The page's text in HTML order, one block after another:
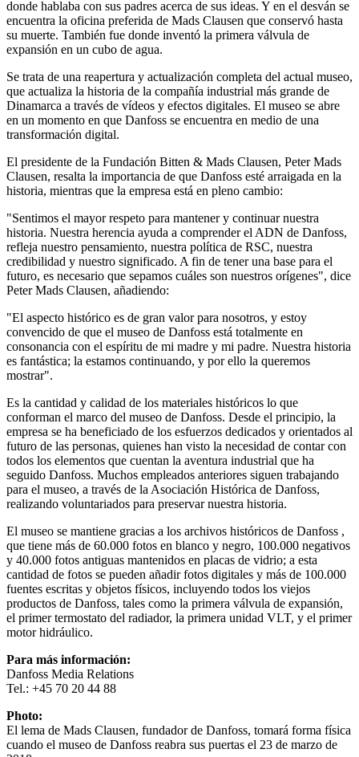
donde hablaba con sus padres acerca de sus ideas. Y en el desván se
encuentra la oficina preferida de Mads Clausen que conservó hasta
su muerte. También fue donde inventó la primera válvula de
expansión en un cubo de agua.
Se trata de una reapertura y actualización completa del actual museo,
que actualiza la historia de la compañía industrial más grande de
Dinamarca a través de vídeos y efectos digitales. El museo se abre
en un momento en que Danfoss se encuentra en medio de una
transformación digital.
El presidente de la Fundación Bitten & Mads Clausen, Peter Mads
Clausen, resalta la importancia de que Danfoss esté arraigada en la
historia, mientras que la empresa está en pleno cambio:
"Sentimos el mayor respeto para mantener y continuar nuestra
historia. Nuestra herencia ayuda a comprender el ADN de Danfoss,
refleja nuestro pensamiento, nuestra política de RSC, nuestra
credibilidad y nuestro significado. A fin de tener una base para el
futuro, es necesario que sepamos cuáles son nuestros orígenes", dice
Peter Mads Clausen, añadiendo:
"El aspecto histórico es de gran valor para nosotros, y estoy
convencido de que el museo de Danfoss está totalmente en
consonancia con el espíritu de mi madre y mi padre. Nuestra historia
es fantástica; la estamos continuando, y por ello la queremos
mostrar".
Es la cantidad y calidad de los materiales históricos lo que
conforman el marco del museo de Danfoss. Desde el principio, la
empresa se ha beneficiado de los esfuerzos dedicados y orientados al
futuro de las personas, quienes han visto la necesidad de contar con
todos los elementos que cuentan la aventura industrial que ha
seguido Danfoss. Muchos empleados anteriores siguen trabajando
para el museo, a través de la Asociación Histórica de Danfoss,
realizando voluntariados para preservar nuestra historia.
El museo se mantiene gracias a los archivos históricos de Danfoss ,
que tiene más de 60.000 fotos en blanco y negro, 100.000 negativos
y 40.000 fotos antiguas mantenidos en placas de vidrio; a esta
cantidad de fotos se pueden añadir fotos digitales y más de 100.000
fuentes escritas y objetos físicos, incluyendo todos los viejos
productos de Danfoss, tales como la primera válvula de expansión,
el primer termostato del radiador, la primera unidad VLT, y el primer
motor hidráulico.
Para más información:
Danfoss Media Relations
Tel.: +45 70 20 44 88
Photo:
El lema de Mads Clausen, fundador de Danfoss, tomará forma física
cuando el museo de Danfoss reabra sus puertas el 23 de marzo de